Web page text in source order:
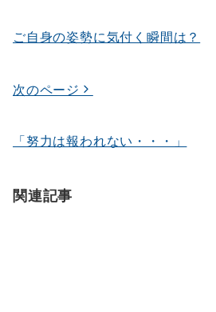
ナ
ゲ
シ
ン
ご自身の姿勢に気付く瞬間は？
次のページ
「努力は報われない・・・」
関連記事